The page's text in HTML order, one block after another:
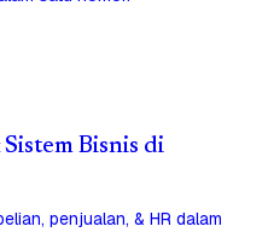
Sistem Bisnis di
penjualan, & HR dalam